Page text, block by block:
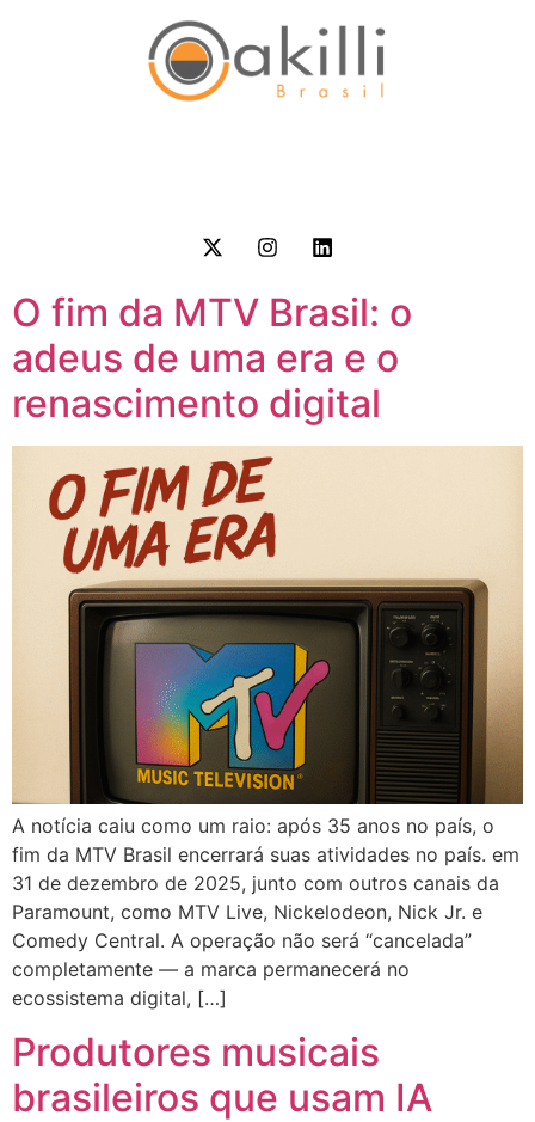
O fim da MTV Brasil: o
adeus de uma era e o
renascimento digital
A notícia caiu como um raio: após 35 anos no país, o
fim da MTV Brasil encerrará suas atividades no país. em
31 de dezembro de 2025, junto com outros canais da
Paramount, como MTV Live, Nickelodeon, Nick Jr. e
Comedy Central. A operação não será “cancelada”
completamente — a marca permanecerá no
ecossistema digital, […]
Produtores musicais
brasileiros que usam IA